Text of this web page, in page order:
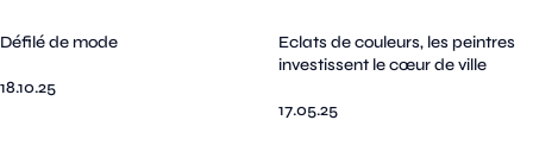
Défilé de mode
18.10.25
Eclats de couleurs, les peintres
investissent le cœur de ville
17.05.25